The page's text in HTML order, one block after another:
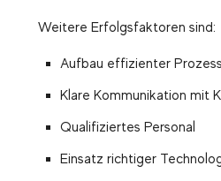
Weitere Erfolgsfaktoren sind:
Aufbau effizienter
Klare Kommunikation mit
Qualifiziertes Personal
Einsatz richtiger